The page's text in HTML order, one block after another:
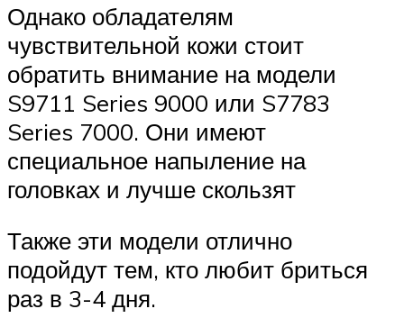
Однако обладателям
чувствительной кожи стоит
обратить внимание на модели
S9711 Series 9000 или S7783
Series 7000. Они имеют
специальное напыление на
головках и лучше скользят
Также эти модели отлично
подойдут тем, кто любит бриться
раз в 3-4 дня.